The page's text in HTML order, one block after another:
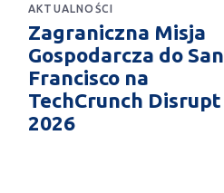
AKTUALNOŚCI
Zagraniczna Misja
Gospodarcza do San
Francisco na
TechCrunch Disrupt
2026